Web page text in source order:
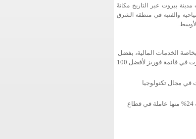
بيروت عبر التاريخ مكانةً
والفنية في منطقة الشرق
الخدمات المالية، بفضل
، بما في ذلك 4 مصارف برزت في قائمة فوربز لأفضل 100
مجال تكنولوجيا
في بيروت، علمًا بأن نسبة 24% منها عاملة في قطاع